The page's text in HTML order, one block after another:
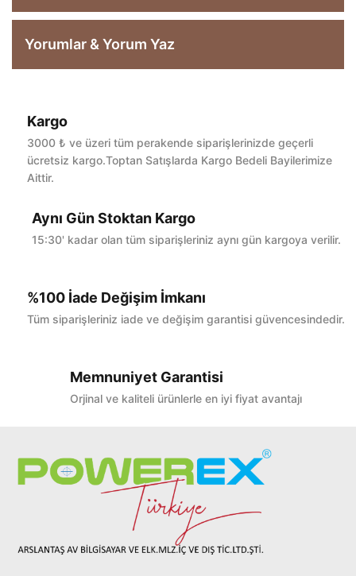
Yorumlar & Yorum Yaz
Bu ürüne ilk yorumu siz yapın!
Kargo
3000 ₺ ve üzeri tüm perakende siparişlerinizde geçerli
ücretsiz kargo.Toptan Satışlarda Kargo Bedeli Bayilerimize
Aittir.
Aynı Gün Stoktan Kargo
15:30' kadar olan tüm siparişleriniz aynı gün kargoya verilir.
%100 İade Değişim İmkanı
Tüm siparişleriniz iade ve değişim garantisi güvencesindedir.
Memnuniyet Garantisi
Orjinal ve kaliteli ürünlerle en iyi fiyat avantajı